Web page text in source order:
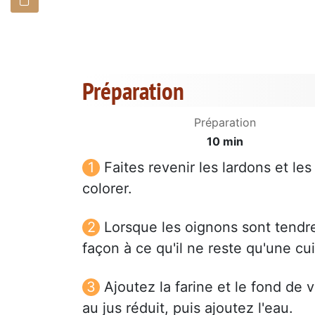
Préparation
Préparation
10 min
Faites revenir les lardons et
colorer.
Lorsque les oignons sont
façon à ce qu'il ne reste qu'une
Ajoutez la farine et le fond de
au jus réduit, puis ajoutez l'eau.